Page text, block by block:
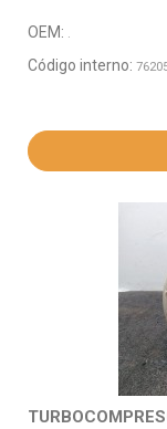
OEM: .
Código interno: